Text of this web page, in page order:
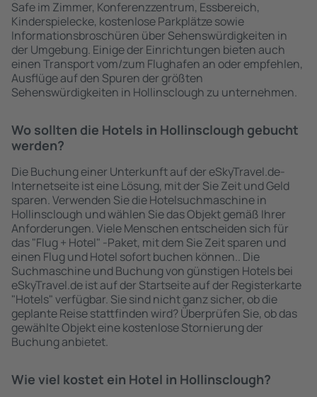
Safe im Zimmer, Konferenzzentrum, Essbereich,
Kinderspielecke, kostenlose Parkplätze sowie
Informationsbroschüren über Sehenswürdigkeiten in
der Umgebung. Einige der Einrichtungen bieten auch
einen Transport vom/zum Flughafen an oder empfehlen,
Ausflüge auf den Spuren der größten
Sehenswürdigkeiten in Hollinsclough zu unternehmen.
Wo sollten die Hotels in Hollinsclough gebucht
werden?
Die Buchung einer Unterkunft auf der eSkyTravel.de-
Internetseite ist eine Lösung, mit der Sie Zeit und Geld
sparen. Verwenden Sie die Hotelsuchmaschine in
Hollinsclough und wählen Sie das Objekt gemäß Ihrer
Anforderungen. Viele Menschen entscheiden sich für
das "Flug + Hotel" -Paket, mit dem Sie Zeit sparen und
einen Flug und Hotel sofort buchen können.. Die
Suchmaschine und Buchung von günstigen Hotels bei
eSkyTravel.de ist auf der Startseite auf der Registerkarte
"Hotels" verfügbar. Sie sind nicht ganz sicher, ob die
geplante Reise stattfinden wird? Überprüfen Sie, ob das
gewählte Objekt eine kostenlose Stornierung der
Buchung anbietet.
Wie viel kostet ein Hotel in Hollinsclough?